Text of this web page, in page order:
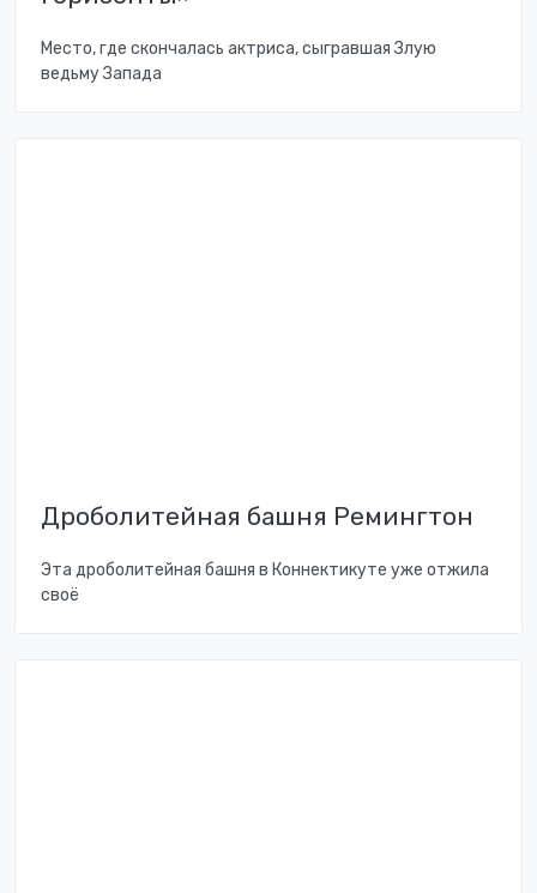
Место, где скончалась актриса, сыгравшая Злую
ведьму Запада
Дроболитейная башня Ремингтон
Эта дроболитейная башня в Коннектикуте уже отжила
своё